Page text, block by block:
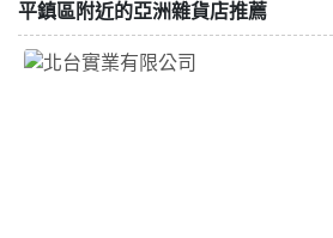
平鎮區附近的亞洲雜貨店推薦